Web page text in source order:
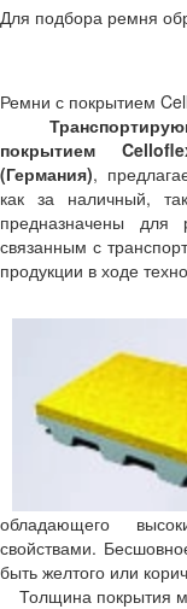
Для подбора ремня
Ремни с покрытием
покрытием
(Германия),
как за наличный,
предназначены для
связанным с
продукции в ходе
обладающего
свойствами.
быть желтого или
Толщина покрытия